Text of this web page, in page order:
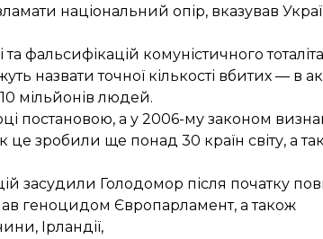
національний опір, вказував
фальсифікацій комуністичного
назвати точної кількості вбитих — в
мільйонів людей.
постановою, а у 2006-му законом
це зробили ще понад 30 країн світу, а
засудили Голодомор після початку
геноцидом Європарламент, а також
, Ірландії,